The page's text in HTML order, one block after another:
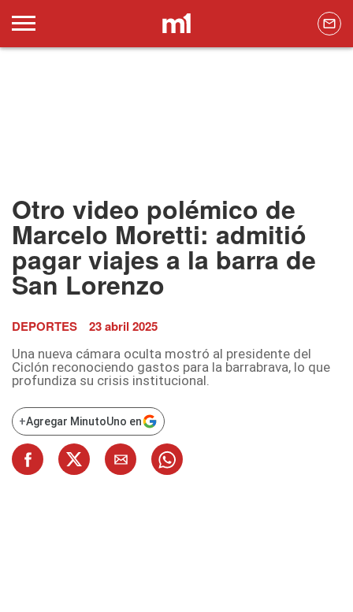
Otro video polémico de
Marcelo Moretti: admitió
pagar viajes a la barra de
San Lorenzo
DEPORTES 23 abril 2025
Una nueva cámara oculta mostró al presidente del
Ciclón reconociendo gastos para la barrabrava, lo que
profundiza su crisis institucional.
+Agregar MinutoUno en